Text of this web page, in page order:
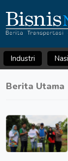
Industri
Berita Utama